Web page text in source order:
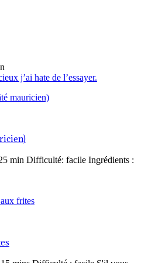
j’ai hate de l’essayer.
min Difficulté: facile Ingrédients :